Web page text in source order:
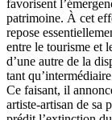
favorisent
patrimoine. À cet
repose
entre le tourisme et
d’une autre de la
tant
Ce faisant, il
artiste-artisan de sa